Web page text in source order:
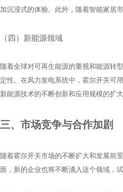
加沉浸式的体验。此外，随着智能家居
（四）新能源领域
随着全球对可再生能源的重视和能源转
定性。在风力发电系统中，霍尔开关可
新能源技术的不断创新和应用规模的扩
三、市场竞争与合作加剧
随着霍尔开关市场的不断扩大和发展前
面，新的企业也将不断涌入这个领域，